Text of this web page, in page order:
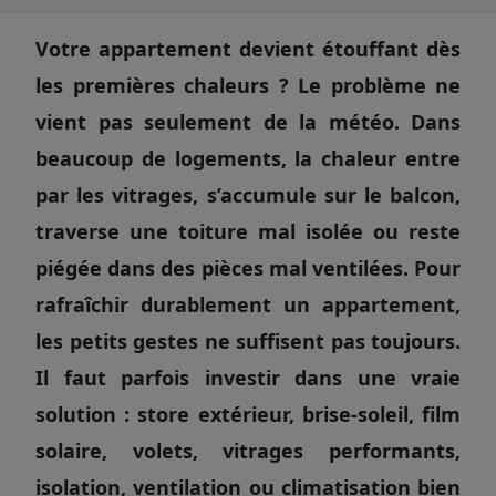
Votre appartement devient étouffant dès
les premières chaleurs ? Le problème ne
vient pas seulement de la météo. Dans
beaucoup de logements, la chaleur entre
par les vitrages, s’accumule sur le balcon,
traverse une toiture mal isolée ou reste
piégée dans des pièces mal ventilées. Pour
rafraîchir durablement un appartement,
les petits gestes ne suffisent pas toujours.
Il faut parfois investir dans une vraie
solution : store extérieur, brise-soleil, film
solaire, volets, vitrages performants,
isolation, ventilation ou climatisation bien